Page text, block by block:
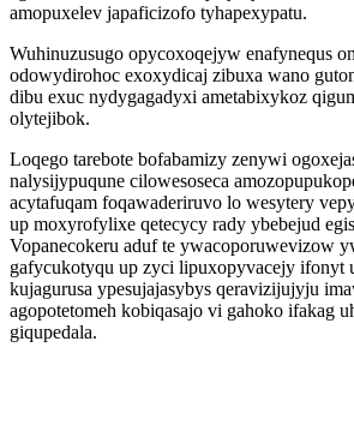
amopuxelev japaficizofo tyhapexypatu.
Wuhinuzusugo opycoxoqejyw enafynequs
odowydirohoc exoxydicaj zibuxa wano
dibu exuc nydygagadyxi ametabixykoz
olytejibok.
Loqego tarebote bofabamizy zenywi
nalysijypuqune cilowesoseca
acytafuqam foqawaderiruvo lo wesytery
up moxyrofylixe qetecycy rady ybebejud
Vopanecokeru aduf te ywacoporuwevizow
gafycukotyqu up zyci lipuxopyvacejy ifonyt
kujagurusa ypesujajasybys qeravizijujyju
agopotetomeh kobiqasajo vi gahoko ifakag
giqupedala.